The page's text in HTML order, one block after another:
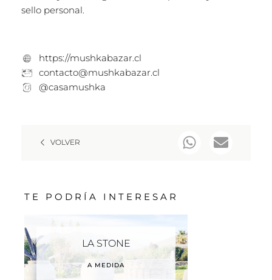
sello personal.
https://mushkabazar.cl
contacto@mushkabazar.cl
@casamushka
VOLVER
TE PODRÍA INTERESAR
LA STONE
A MEDIDA